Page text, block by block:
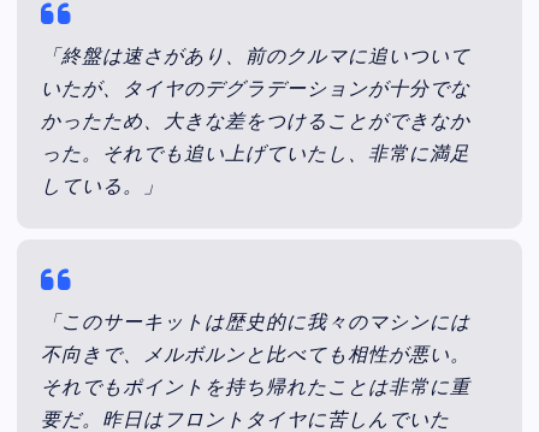
「終盤は速さがあり、前のクルマに追いついて
いたが、タイヤのデグラデーションが十分でな
かったため、大きな差をつけることができなか
った。それでも追い上げていたし、非常に満足
している。」
「このサーキットは歴史的に我々のマシンには
不向きで、メルボルンと比べても相性が悪い。
それでもポイントを持ち帰れたことは非常に重
要だ。昨日はフロントタイヤに苦しんでいた